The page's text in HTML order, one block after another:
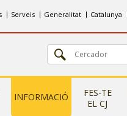
Serveis Generalitat Catalunya
INFORMACIÓ
FES-TE
EL CJ